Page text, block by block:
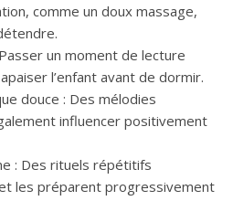
comme un doux massage,
un moment de lecture
l’enfant avant de dormir.
douce : Des mélodies
influencer positivement
: Des rituels répétitifs
les préparent progressivement